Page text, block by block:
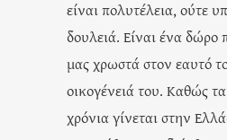
είναι πολυτέλεια, ούτε
δουλειά. Είναι ένα δώρο
μας χρωστά στον εαυτό
οικογένειά του. Καθώς
χρόνια γίνεται στην